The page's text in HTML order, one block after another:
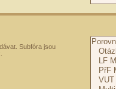
Subfóra jsou